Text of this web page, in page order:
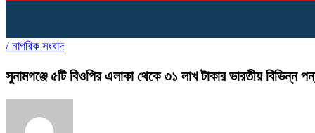
/ নাগরিক সংবাদ
সুনামগঞ্জে ৫টি বিওপির এলাকা থেকে ৩১ লাখ টাকার ভারতীয় বিভিন্ন